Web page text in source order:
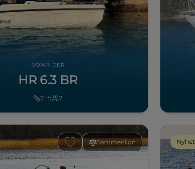
BOWRIDER
HR 6.3 BR
21 ft 7
Sammenlign Nyhet